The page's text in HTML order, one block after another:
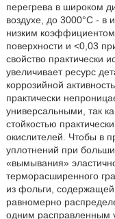
перегрева в широком
воздухе, до 3000°C - в
низким
поверхности и <0,03
свойство практически
увеличивает ресурс
коррозийной
практически
универсальными, так
стойкостью
окислителей. Чтобы в
уплотнений при
«вымывания»
терморасширенного
из фольги,
равномерно
одним расправленным